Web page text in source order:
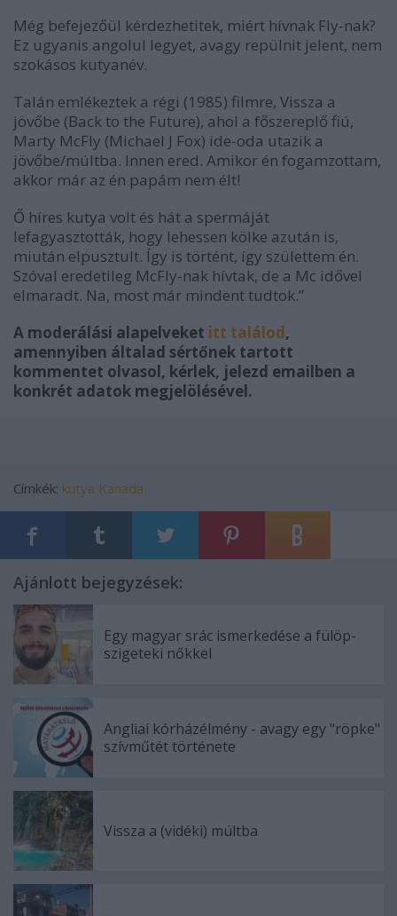
Még befejezőül kérdezhetitek, miért hívnak Fly-nak?
Ez ugyanis angolul legyet, avagy repülnit jelent, nem
szokásos kutyanév.
Talán emlékeztek a régi (1985) filmre, Vissza a
jövőbe (Back to the Future), ahol a főszereplő fiú,
Marty McFly (Michael J Fox) ide-oda utazik a
jövőbe/múltba. Innen ered. Amikor én fogamzottam,
akkor már az én papám nem élt!
Ő híres kutya volt és hát a spermáját
lefagyasztották, hogy lehessen kölke azután is,
miután elpusztult. Így is történt, így születtem én.
Szóval eredetileg McFly-nak hívtak, de a Mc idővel
elmaradt. Na, most már mindent tudtok.”
A moderálási alapelveket itt találod,
amennyiben általad sértőnek tartott
kommentet olvasol, kérlek, jelezd emailben a
konkrét adatok megjelölésével.
Címkék: kutya Kanada
Ajánlott bejegyzések:
Egy magyar srác ismerkedése a fülöp-
szigeteki nőkkel
Angliai kórházélmény - avagy egy "röpke"
szívműtét története
Vissza a (vidéki) múltba